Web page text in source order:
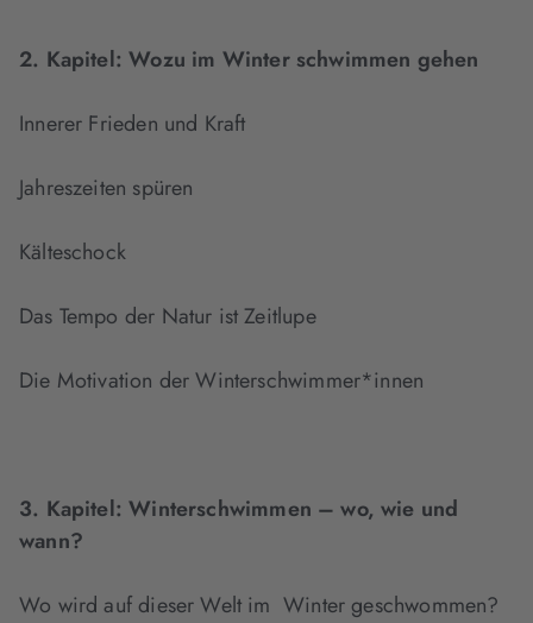
2. Kapitel:Wozu im Winter schwimmen gehen
Innerer Frieden und Kraft
Jahreszeiten spüren
Kälteschock
Das Tempo der Natur ist Zeitlupe
Die Motivation der Winterschwimmer*innen
3. Kapitel:Winterschwimmen – wo, wie und
wann?
Wo wird auf dieser Welt im Winter geschwommen?